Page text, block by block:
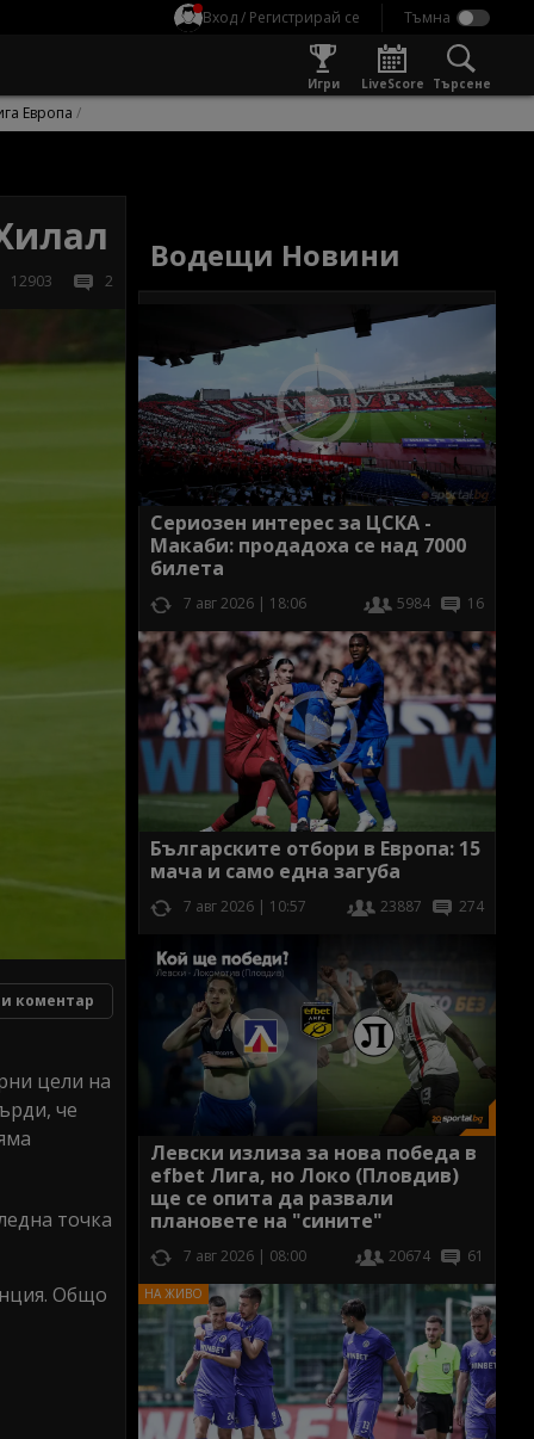
Вход / Регистрирай се
Игри LiveScore Търсене
Европа
12903 2
коментар
цели на
че
точка
Общо
Водещи Новини
Сериозен интерес за ЦСКА -
Макаби: продадоха се над 7000
билета
7 авг 2026 | 18:06 5984 16
Българските отбори в Европа: 15
мача и само една загуба
7 авг 2026 | 10:57 23887 274
Левски излиза за нова победа в
efbet Лига, но Локо (Пловдив)
ще се опита да развали
плановете на "сините"
7 авг 2026 | 08:00 20674 61